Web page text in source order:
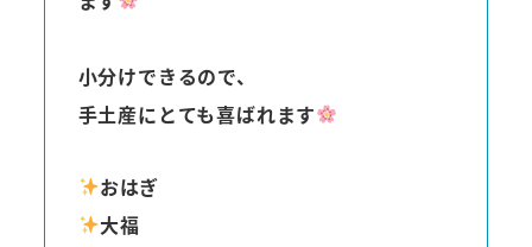
小分けできるので、
手土産にとても喜ばれます
おはぎ
大福